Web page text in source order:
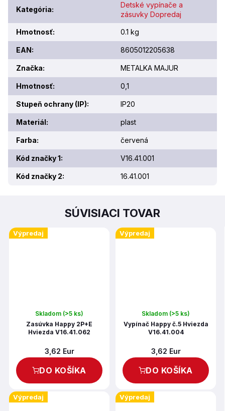
Kategória:
Detské vypínače a
zásuvky Dopredaj
Hmotnosť: 0.1 kg
EAN: 8605012205638
Značka: METALKA MAJUR
Hmotnosť: 0,1
Stupeň ochrany (IP): IP20
Materiál: plast
Farba: červená
Kód značky 1: V16.41.001
Kód značky 2: 16.41.001
SÚVISIACI TOVAR
Výpredaj
Skladom (>5 ks)
Zasúvka Happy 2P+E
Hviezda V16.41.062
3,62 Eur
DO KOŠÍKA
Výpredaj
Skladom (>5 ks)
Vypínač Happy č.5 Hviezda
V16.41.004
3,62 Eur
DO KOŠÍKA
Výpredaj Výpredaj